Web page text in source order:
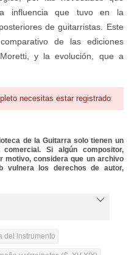
influencia que tuvo en la
de guitarristas. Este
de las ediciones
y la evolución, que a
necesitas estar registrado
de la Guitarra solo tienen un
Si algún compositor,
motivo, considera que un archivo
vulnera los derechos de autor,
del instrumento